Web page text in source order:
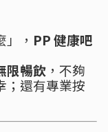
， PP 健康吧
限暢飲 ，不夠
；還有專業按